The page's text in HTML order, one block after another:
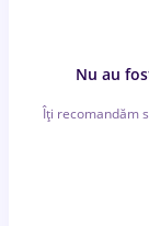
Nu au
Îți recomandăm